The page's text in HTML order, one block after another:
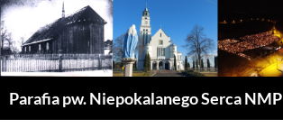
Parafia pw. Niepokalanego Serca NMP